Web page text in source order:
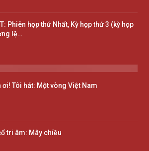
Phiên họp thứ Nhất, Kỳ họp thứ 3 (kỳ họp
lệ…
ơi! Tôi hát: Một vòng Việt Nam
tri âm: Mây chiều